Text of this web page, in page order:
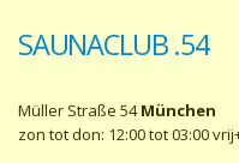
SAUNACLUB .54
Müller Straße 54München
zon tot don: 12:00 tot 03:00